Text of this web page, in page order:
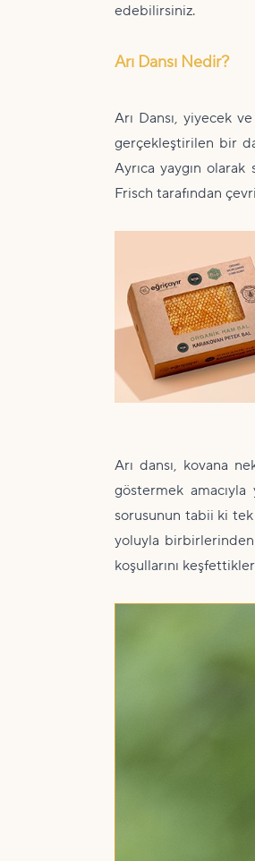
edebilirsiniz.
Arı Dansı Nedir?
Arı Dansı, yiyecek ve
gerçekleştirilen bir
Ayrıca yaygın
Frisch tarafından
Arı dansı, kovana
göstermek
sorusunun tabii ki
yoluyla birbirlerinden
koşullarını